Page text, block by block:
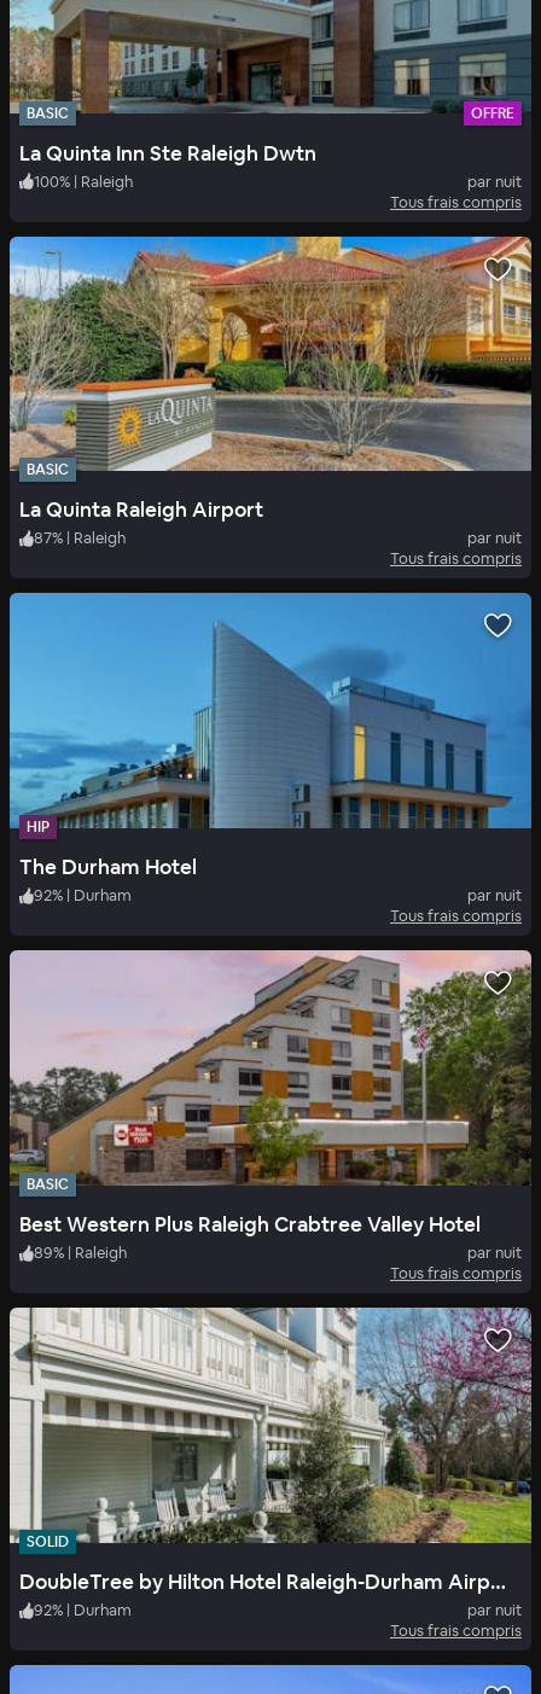
BASIC OFFRE
La Quinta Inn Ste Raleigh Dwtn
100% | Raleigh
par nuit
Tous frais compris
BASIC
La Quinta Raleigh Airport
87% Raleigh
par nuit
Tous frais compris
HIP
The Durham Hotel
92% | Durham
par nuit
Tous frais compris
BASIC
Best Western Plus Raleigh Crabtree Valley Hotel
89% | Raleigh
par nuit
Tous frais compris
SOLID
DoubleTree by Hilton Hotel Raleigh-Durham Airport at Research Triangle Park
92% | Durham
par nuit
Tous frais compris